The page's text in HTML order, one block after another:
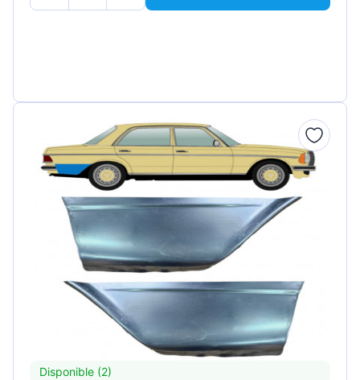
Disponible (2)